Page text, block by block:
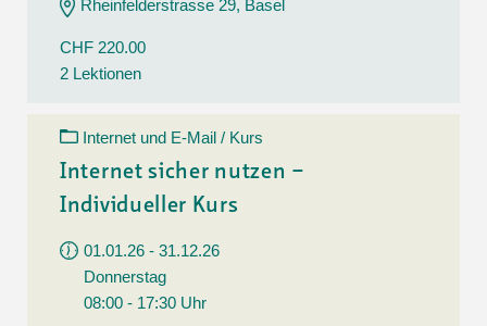
Rheinfelderstrasse 29, Basel
CHF 220.00
2 Lektionen
Internet und E-Mail / Kurs
Internet sicher nutzen –
Individueller Kurs
01.01.26 - 31.12.26
Donnerstag
08:00 - 17:30 Uhr